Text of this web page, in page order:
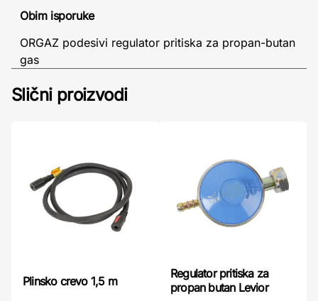
Obim isporuke
ORGAZ podesivi regulator pritiska za propan-butan
gas
Slični proizvodi
Plinsko crevo 1,5 m
Regulator pritiska za
propan butan Levior